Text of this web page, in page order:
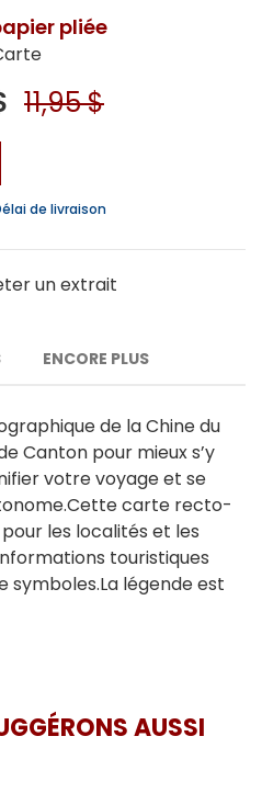
pliée
11,95 $
de livraison
un extrait
ENCORE PLUS
de la Chine du
Canton pour mieux s’y
votre voyage et se
carte recto-
les localités et les
touristiques
symboles.La légende est
AUSSI